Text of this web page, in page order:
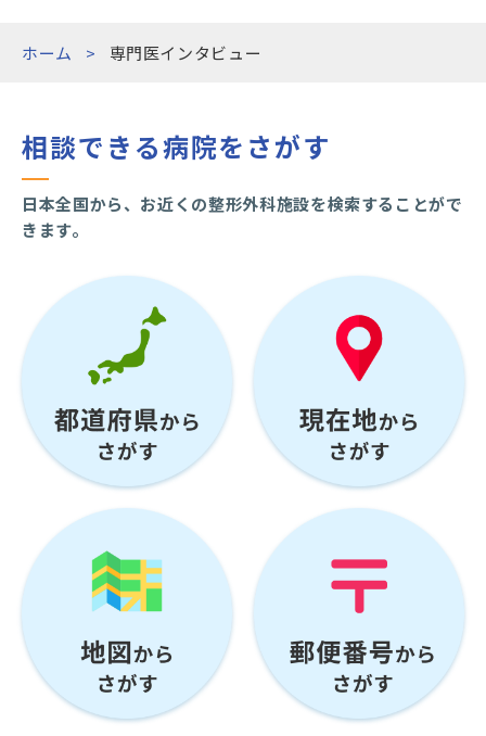
ホーム 専門医インタビュー
相談できる病院をさがす
日本全国から、お近くの整形外科施設を検索することがで
きます。